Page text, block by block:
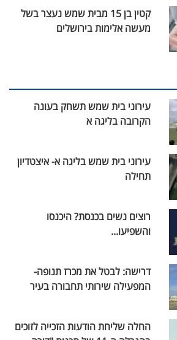
קטין בן 15 מבית שמש נעצר בשל
מעשה אלימות בירושלים
עירוני בית שמש תשחק בעונה
הקרובה בליגה א
עירוני בית שמש בליגה א- איצטדיון
תחילה
רוצים נשים בכנסת? היכנסו
והשפיעו...
דרישה: לבטל את מכרז תנופה-
המפעילה שירותי תחבורה בעיר
החלה שליחת הודעות הזכייה לזוכים